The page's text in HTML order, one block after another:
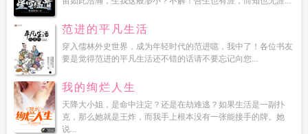
范进的平凡生活
穿入儒林外史世界，成为年轻时代的范进噫，我中了！各位书友
要是觉得范进的平凡生活还不错的话请不要忘记向您...
我的绚烂人生
天降大小姐，是命中注定？还是在劫难逃？如果生活是一副扑
克，那么她就是王炸，而我手上根本没有一张能接手的牌。她
说...